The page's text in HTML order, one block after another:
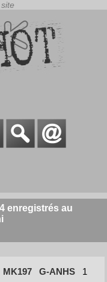
enregistrés au
MK197 G-ANHS
1